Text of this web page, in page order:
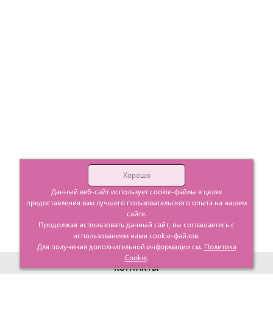
КОНТАКТЫ
Хорошо
Данный веб-сайт использует cookie-файлы в целях
предоставления вам лучшего пользовательского опыта на нашем
сайте.
Продолжая использовать данный сайт, вы соглашаетесь с
использованием нами cookie-файлов.
Для получения дополнительной информации см. Политика
Cookie.